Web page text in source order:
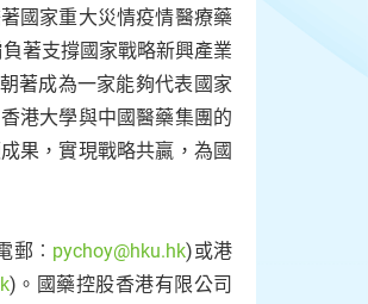
國家重大災情疫情醫療藥
著支撐國家戰略新興產業
著成為一家能夠代表國家
港大學與中國醫藥集團的
果，實現戰略共贏，為國
郵︰ pychoy@hku.hk)或港
)。國藥控股香港有限公司